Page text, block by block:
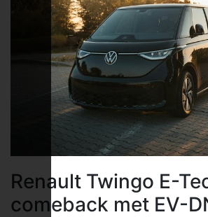
Renault Twingo E-
comeback met EV-